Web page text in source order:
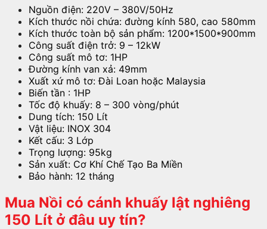
Nguồn điện: 220V – 380V/50Hz
Kích thước nồi chứa: đường kính 580, cao 580mm
Kích thước toàn bộ sản phẩm: 1200*1500*900mm
Công suất điện trở: 9 – 12kW
Công suất mô tơ: 1HP
Đường kính van xả: 49mm
Xuất xứ mô tơ: Đài Loan hoặc Malaysia
Biến tần : 1HP
Tốc độ khuấy: 8 – 300 vòng/phút
Dung tích: 150 Lít
Vật liệu: INOX 304
Kết cấu: 3 Lớp
Trọng lượng: 95kg
Sản xuất: Cơ Khí Chế Tạo Ba Miền
Bảo hành: 12 tháng
Mua Nồi có cánh khuấy lật nghiêng
150 Lít ở đâu uy tín?